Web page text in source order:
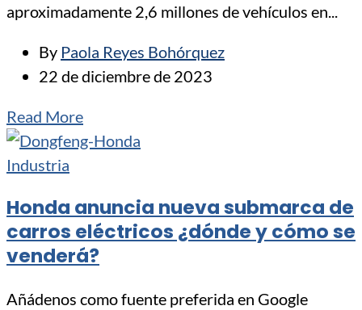
aproximadamente 2,6 millones de vehículos en...
By Paola Reyes Bohórquez
22 de diciembre de 2023
Read More
Industria
Honda anuncia nueva submarca de
carros eléctricos ¿dónde y cómo se
venderá?
Añádenos como fuente preferida en Google